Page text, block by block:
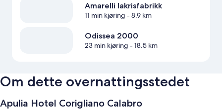
Amarelli lakrisfabrikk
11 min kjøring - 8.9 km
Odissea 2000
23 min kjøring - 18.5 km
Om dette overnattingsstedet
Apulia Hotel Corigliano Calabro